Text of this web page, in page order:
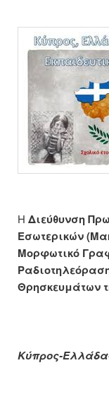
H Διεύθυνση
Εσωτερικών
Μορφωτικό
Θρησκευμάτων
Κύπρος-